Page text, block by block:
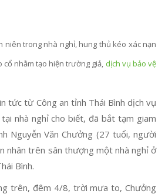
niên trong nhà nghỉ, hung thủ kéo xác nạn
nhằm tạo hiện trường giả, dịch vụ bảo vệ
tức từ Công an tỉnh Thái Bình dịch vụ
nhà nghỉ cho biết, đã bắt tạm giam
Nguyễn Văn Chưởng (27 tuổi, người
nhân trên sân thượng một nhà nghỉ ở
Bình.
trên, đêm 4/8, trời mưa to, Chưởng